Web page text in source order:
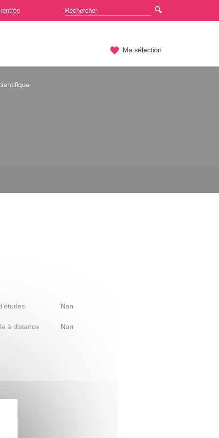
Ma sélection
Non
à distance Non